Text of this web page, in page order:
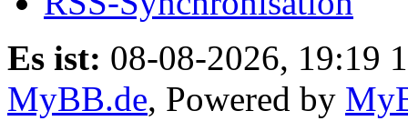
Es ist: 08-08-2026, 19:19
MyBB.de, Powered by